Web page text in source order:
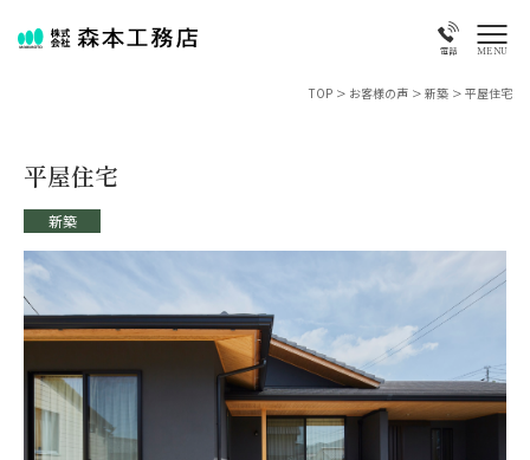
電話 MENU
TOP > お客様の声 > 新築 > 平屋住宅
平屋住宅
新築